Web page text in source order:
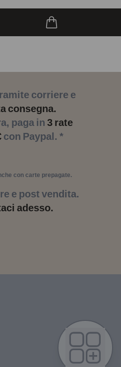
corriere e
consegna.
paga in 3 rate
con Paypal. *
con carte prepagate.
e post vendita.
adesso.